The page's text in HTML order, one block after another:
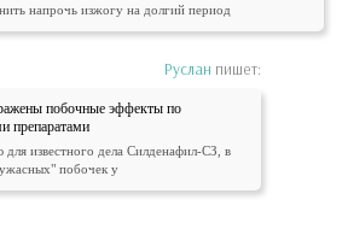
напрочь изжогу на долгий период
Руслан пишет:
побочные эффекты по
препаратами
известного дела Силденафил-СЗ, в
побочек у